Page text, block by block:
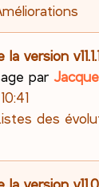
version
par
des